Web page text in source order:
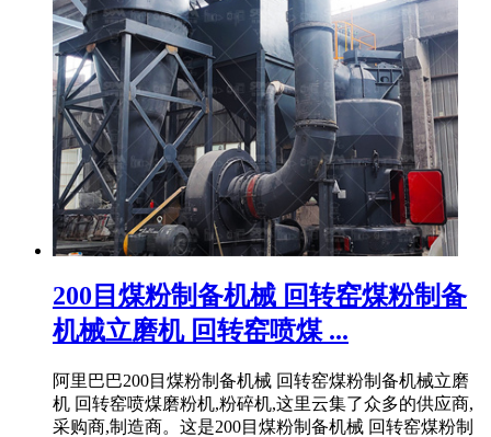
200目煤粉制备机械 回转窑煤粉制备
机械立磨机 回转窑喷煤 ...
阿里巴巴200目煤粉制备机械 回转窑煤粉制备机械立磨
机 回转窑喷煤磨粉机,粉碎机,这里云集了众多的供应商,
采购商,制造商。这是200目煤粉制备机械 回转窑煤粉制